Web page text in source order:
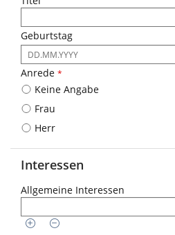
Geburtstag
Es
ist
folgendes
Eingabeformat
gefordert:
Anrede *
Keine Angabe
Frau
Herr
Interessen
Allgemeine Interessen